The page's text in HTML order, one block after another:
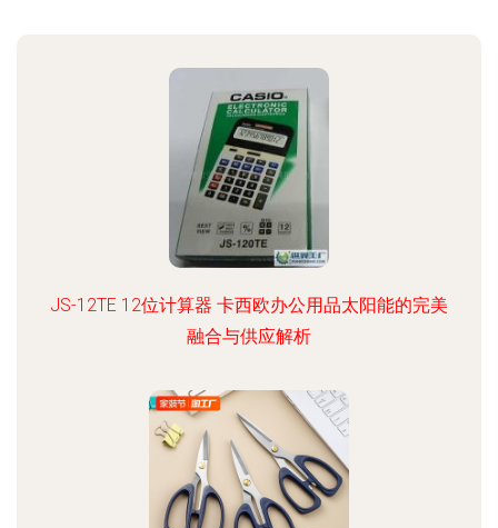
JS-12TE 12位计算器 卡西欧办公用品太阳能的完美
融合与供应解析